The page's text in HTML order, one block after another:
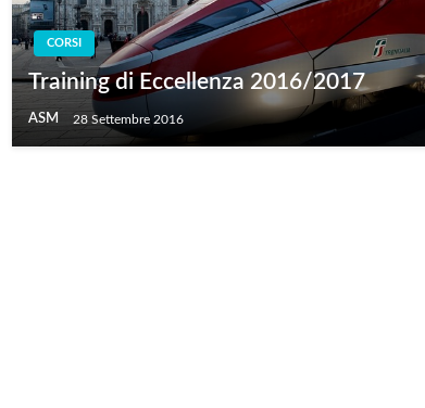
CORSI
Training di Eccellenza 2016/2017
ASM 28 Settembre 2016